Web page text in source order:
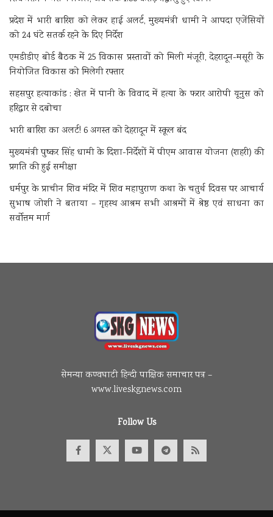
प्रदेश में भारी बारिश को लेकर हाई अलर्ट, मुख्यमंत्री धामी ने आपदा एजेंसियों
को 24 घंटे सतर्क रहने के दिए निर्देश
एमडीडीए बोर्ड बैठक में 25 विकास प्रस्तावों को मिली मंजूरी, देहरादून-मसूरी के
नियोजित विकास को मिलेगी रफ्तार
सहसपुर हत्याकांड : खेत में पानी के विवाद में हत्या के फरार आरोपी यूनुस को
हरिद्वार से दबोचा
भारी बारिश का अलर्ट! 6 अगस्त को देहरादून में स्कूल बंद
मुख्यमंत्री पुष्कर सिंह धामी के दिशा-निर्देशों में पीएम आवास योजना (शहरी) की
प्रगति की हुई समीक्षा
धर्मपुर के प्राचीन शिव मंदिर में शिव महापुराण कथा के चतुर्थ दिवस पर आचार्य
सुभाष जोशी ने बताया – गृहस्थ आश्रम सभी आश्रमों में श्रेष्ठ एवं साधना का
सर्वोत्तम मार्ग
सेमन्या कण्वघाटी हिन्दी पाक्षिक समाचार पत्र –
www.liveskgnews.com
Follow Us